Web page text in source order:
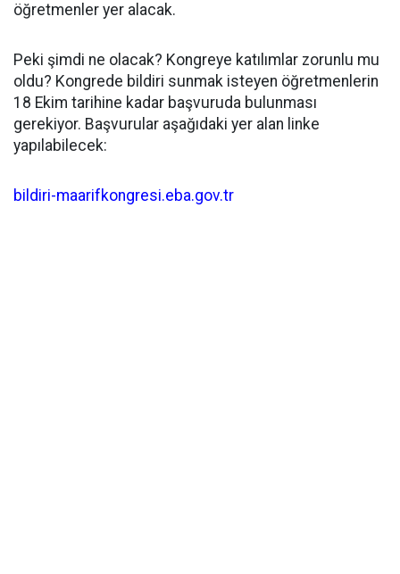
öğretmenler yer alacak.
Peki şimdi ne olacak? Kongreye katılımlar zorunlu mu
oldu? Kongrede bildiri sunmak isteyen öğretmenlerin
18 Ekim tarihine kadar başvuruda bulunması
gerekiyor. Başvurular aşağıdaki yer alan linke
yapılabilecek:
bildiri-maarifkongresi.eba.gov.tr